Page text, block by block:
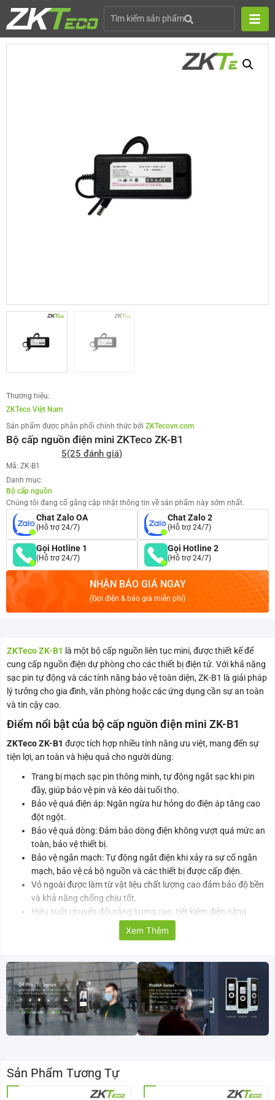
Tìm kiếm sản phẩm
Thương hiệu:
ZKTeco Việt Nam
Sản phẩm được phân phối chính thức bởi ZKTecovn.com
Bộ cấp nguồn điện mini ZKTeco ZK-B1
5(25 đánh giá)
Mã: ZK-B1
Danh mục:
Bộ cấp nguồn
Chúng tôi đang cố gắng cập nhật thông tin về sản phẩm này sớm nhất.
Chat Zalo OA
(Hỗ trợ 24/7)
Chat Zalo 2
(Hỗ trợ 24/7)
Gọi Hotline 1
(Hỗ trợ 24/7)
Gọi Hotline 2
(Hỗ trợ 24/7)
NHẬN BÁO GIÁ NGAY
(Gọi điện & báo giá miễn phí)
ZKTeco ZK-B1 là một bộ cấp nguồn liên tục mini, được thiết kế để
cung cấp nguồn điện dự phòng cho các thiết bị điện tử. Với khả năng
sạc pin tự động và các tính năng bảo vệ toàn diện, ZK-B1 là giải pháp
lý tưởng cho gia đình, văn phòng hoặc các ứng dụng cần sự an toàn
và tin cậy cao.
Điểm nổi bật của bộ cấp nguồn điện mini ZK-B1
ZKTeco ZK-B1 được tích hợp nhiều tính năng ưu việt, mang đến sự
tiện lợi, an toàn và hiệu quả cho người dùng:
Trang bị mạch sạc pin thông minh, tự động ngắt sạc khi pin
đầy, giúp bảo vệ pin và kéo dài tuổi thọ.
Bảo vệ quá điện áp: Ngăn ngừa hư hỏng do điện áp tăng cao
đột ngột.
Bảo vệ quá dòng: Đảm bảo dòng điện không vượt quá mức an
toàn, bảo vệ thiết bị.
Bảo vệ ngắn mạch: Tự động ngắt điện khi xảy ra sự cố ngắn
mạch, bảo vệ cả bộ nguồn và các thiết bị được cấp điện.
Vỏ ngoài được làm từ vật liệu chất lượng cao đảm bảo độ bền
và khả năng chống chịu tốt.
Hiệu suất chuyển đổi năng lượng cao, tiết kiệm điện năng
Cung cấp nguồn điện đầu ra ổn định với điện áp phù hợp, đảm
bảo các thiết bị hoạt động ổn định và bền bỉ.
Thông số kỹ thuật của bộ cấp nguồn ZKTeco ZK-B1
Mã sản
phẩm
ZK-B1
Thời gian
3-4 giờ
Thời gian
sạc
3-4 giờ
Xem Thêm
Sản Phẩm Tương Tự